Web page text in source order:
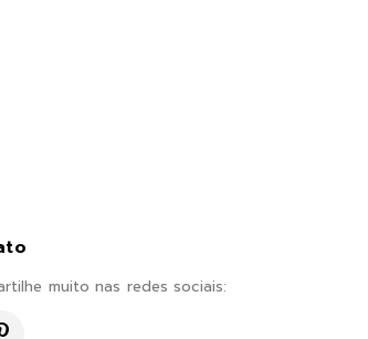
muito nas redes sociais: